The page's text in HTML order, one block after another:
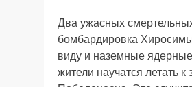
Два ужасных
бомбардировка
виду и наземные
жители научатся летать